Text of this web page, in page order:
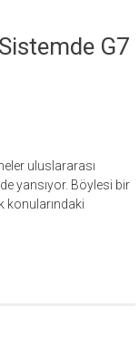
G7
uluslararası
yansıyor. Böylesi bir
konularındaki